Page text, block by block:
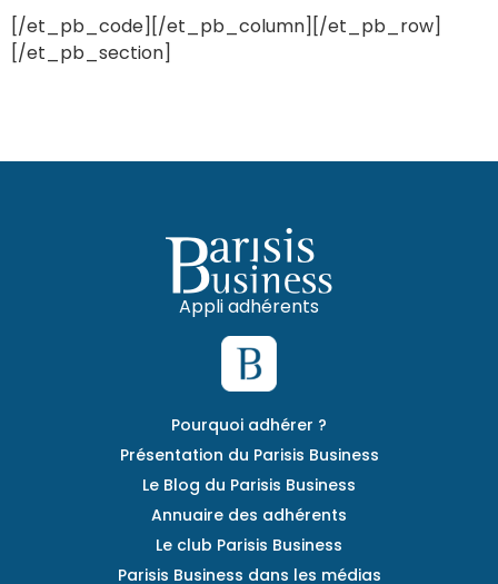
[/et_pb_code][/et_pb_column][/et_pb_row]
[/et_pb_section]
Appli adhérents
Pourquoi adhérer ?
Présentation du Parisis Business
Le Blog du Parisis Business
Annuaire des adhérents
Le club Parisis Business
Parisis Business dans les médias